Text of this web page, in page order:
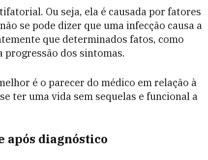
Ou seja, ela é causada por fatores
se pode dizer que uma infecção causa a
que determinados fatos, como
progressão dos sintomas.
é o parecer do médico em relação à
ter uma vida sem sequelas e funcional a
após diagnóstico